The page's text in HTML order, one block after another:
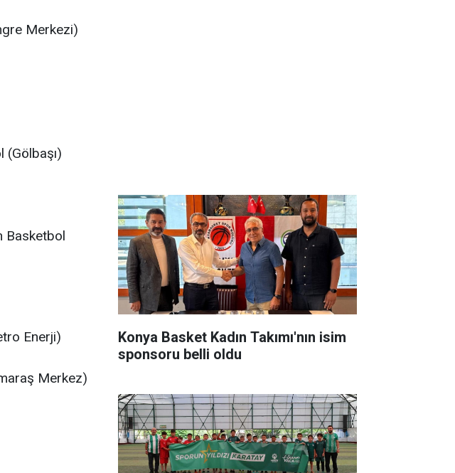
Merkezi)
(Gölbaşı)
Basketbol
Enerji)
Merkez)
Konya Basket Kadın Takımı'nın isim
sponsoru belli oldu